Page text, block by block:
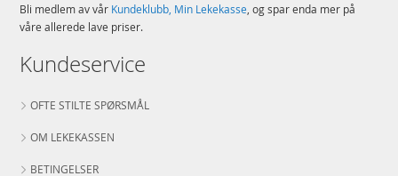
Bli medlem av vår Kundeklubb, Min Lekekasse, og spar enda mer på
våre allerede lave priser.
Kundeservice
OFTE STILTE SPØRSMÅL
OM LEKEKASSEN
BETINGELSER